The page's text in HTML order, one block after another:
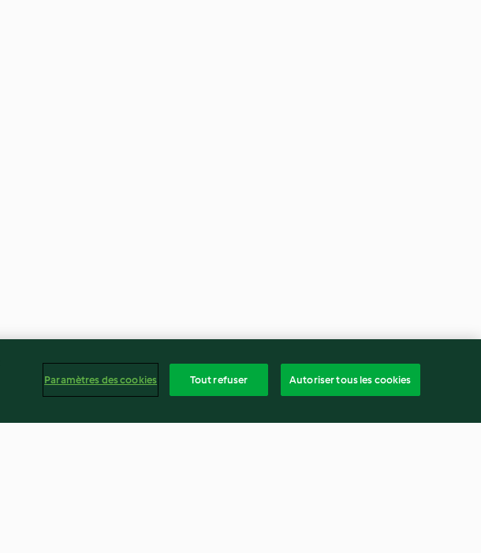
Paramètres des cookies Tout refuser Autoriser tous les cookies